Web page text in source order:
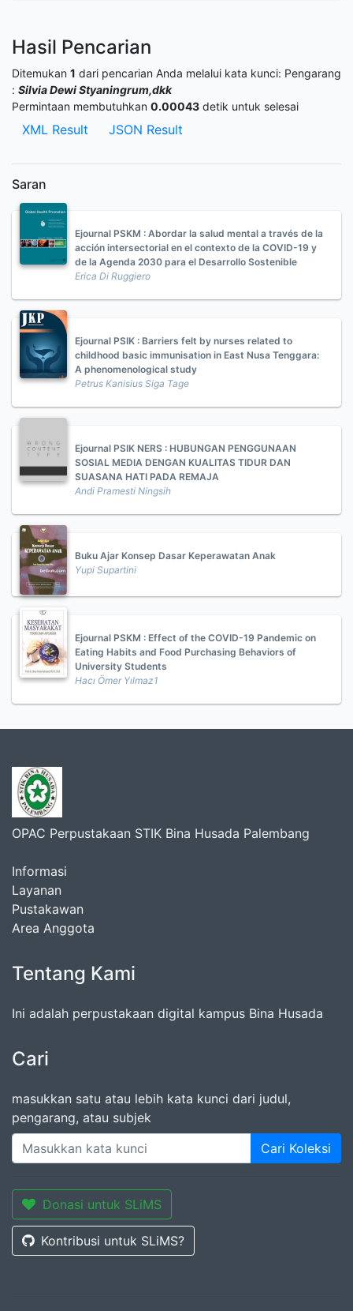
Hasil Pencarian
Ditemukan 1 dari pencarian Anda melalui kata kunci: Pengarang
: Silvia Dewi Styaningrum,dkk
Permintaan membutuhkan 0.00043 detik untuk selesai
XML Result JSON Result
Saran
Ejournal PSKM : Abordar la salud mental a través de la
acción intersectorial en el contexto de la COVID-19 y
de la Agenda 2030 para el Desarrollo Sostenible
Erica Di Ruggiero
Ejournal PSIK : Barriers felt by nurses related to
childhood basic immunisation in East Nusa Tenggara:
A phenomenological study
Petrus Kanisius Siga Tage
Ejournal PSIK NERS : HUBUNGAN PENGGUNAAN
SOSIAL MEDIA DENGAN KUALITAS TIDUR DAN
SUASANA HATI PADA REMAJA
Andi Pramesti Ningsih
Buku Ajar Konsep Dasar Keperawatan Anak
Yupi Supartini
Ejournal PSKM : Effect of the COVID-19 Pandemic on
Eating Habits and Food Purchasing Behaviors of
University Students
Hacı Ömer Yılmaz1
OPAC Perpustakaan STIK Bina Husada Palembang
Informasi
Layanan
Pustakawan
Area Anggota
Tentang Kami
Ini adalah perpustakaan digital kampus Bina Husada
Cari
masukkan satu atau lebih kata kunci dari judul,
pengarang, atau subjek
Cari Koleksi
Donasi untuk SLiMS
Kontribusi untuk SLiMS?